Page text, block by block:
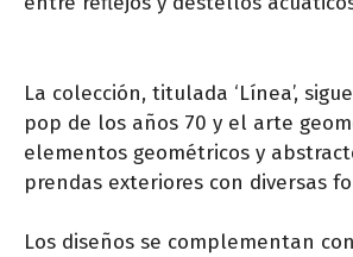
La colección, titulada ‘Línea’,
pop de los años 70 y el arte
elementos geométricos y
prendas exteriores con diversas
Los diseños se complementan